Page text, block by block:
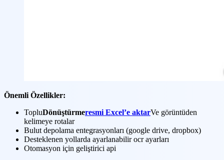
Önemli Özellikler:
TopluDönüştürmeresmi Excel’e aktarVe görüntüden
kelimeye rotalar
Bulut depolama entegrasyonları (google drive, dropbox)
Desteklenen yollarda ayarlanabilir ocr ayarları
Otomasyon için geliştirici api